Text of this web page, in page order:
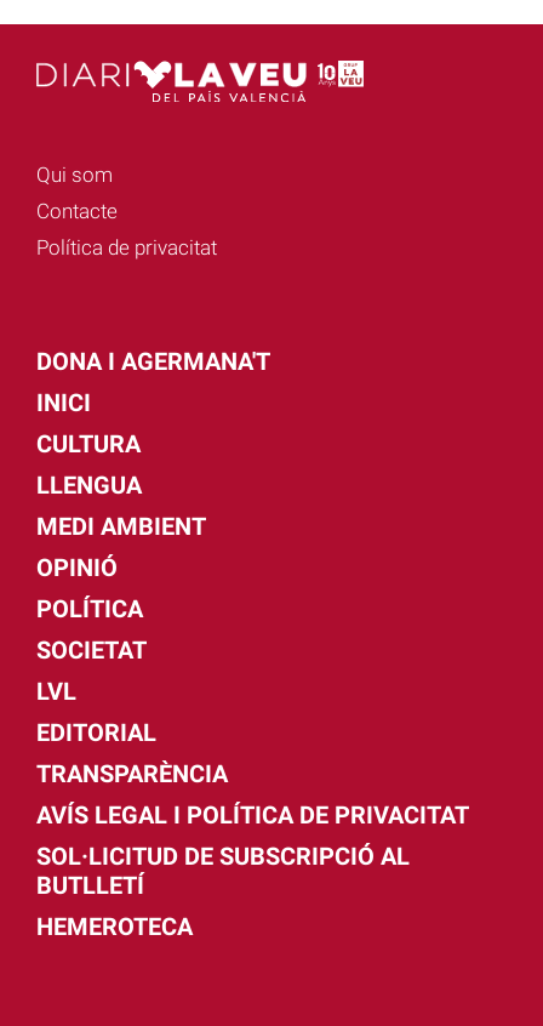
Qui som
Contacte
Política de privacitat
DONA I AGERMANA'T
INICI
CULTURA
LLENGUA
MEDI AMBIENT
OPINIÓ
POLÍTICA
SOCIETAT
LVL
EDITORIAL
TRANSPARÈNCIA
AVÍS LEGAL I POLÍTICA DE PRIVACITAT
SOL·LICITUD DE SUBSCRIPCIÓ AL
BUTLLETÍ
HEMEROTECA